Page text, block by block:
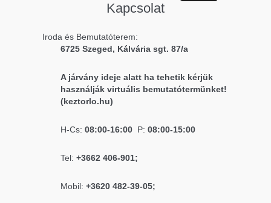
Kapcsolat
Iroda és Bemutatóterem:
6725 Szeged, Kálvária sgt. 87/a
A járvány ideje alatt ha tehetik kérjük
használják virtuális bemutatótermünket!
(keztorlo.hu)
H-Cs: 08:00-16:00 P: 08:00-15:00
Tel: +3662 406-901;
Mobil: +3620 482-39-05;